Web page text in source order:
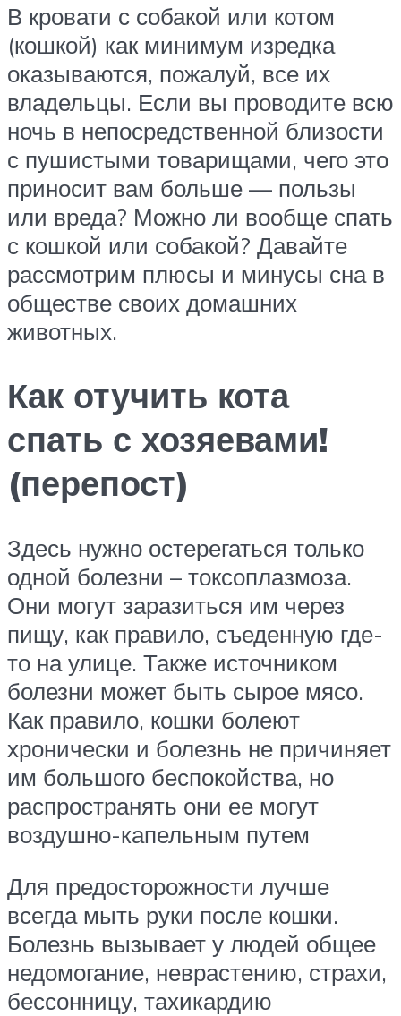
В кровати с собакой или котом
(кошкой) как минимум изредка
оказываются, пожалуй, все их
владельцы. Если вы проводите всю
ночь в непосредственной близости
с пушистыми товарищами, чего это
приносит вам больше — пользы
или вреда? Можно ли вообще спать
с кошкой или собакой? Давайте
рассмотрим плюсы и минусы сна в
обществе своих домашних
животных.
Как отучить кота
спать с хозяевами!
(перепост)
Здесь нужно остерегаться только
одной болезни – токсоплазмоза.
Они могут заразиться им через
пищу, как правило, съеденную где-
то на улице. Также источником
болезни может быть сырое мясо.
Как правило, кошки болеют
хронически и болезнь не причиняет
им большого беспокойства, но
распространять они ее могут
воздушно-капельным путем
Для предосторожности лучше
всегда мыть руки после кошки.
Болезнь вызывает у людей общее
недомогание, неврастению, страхи,
бессонницу, тахикардию